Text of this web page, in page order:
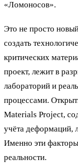
«Ломоносов».
Это не просто
создать
критических
проект, лежит в
лабораторий и
процессами.
Materials Project,
учёта деформаций,
Именно эти
реальности.